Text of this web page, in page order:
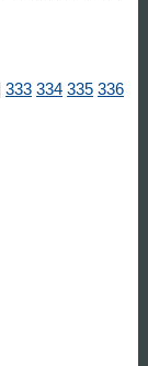
333 334 335 336